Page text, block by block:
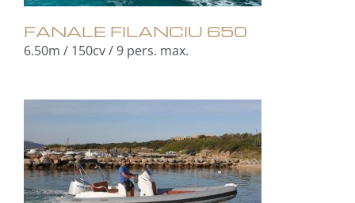
FANALE FILANCIU 650
6.50m / 150cv / 9 pers. max.